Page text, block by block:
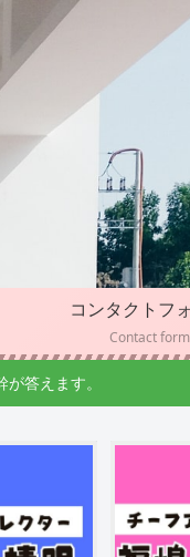
コンタクトフ
Contact form
答えます。